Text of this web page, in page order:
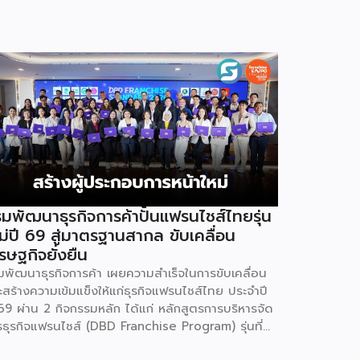
พัฒนาธุรกิจการค้าปั้นแฟรนไชส์ไทยรุ่น
ปี 69 สู่มาตรฐานสากล ขับเคลื่อน
ษฐกิจยั่งยืน
พัฒนาธุรกิจการค้า เผยความสำเร็จในการขับเคลื่อน
สร้างความเข้มแข็งให้แก่ธุรกิจแฟรนไชส์ไทย ประจำปี
ผ่าน 2 กิจกรรมหลัก ได้แก่ หลักสูตรการบริหารจัด
ธุรกิจแฟรนไชส์ (DBD Franchise Program) รุ่นที่